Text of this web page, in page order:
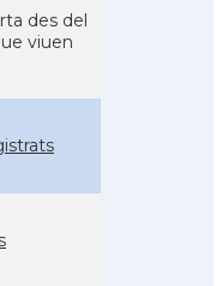
des del
viuen